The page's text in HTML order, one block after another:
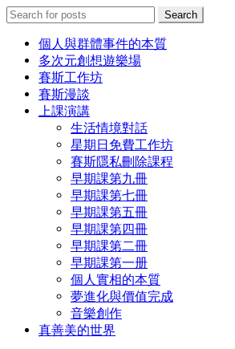
Search
for:
Search
個人與群體事件的本質
多次元創想遊樂場
賽斯工作坊
賽斯漫談
上課演講
生活情境對話
星期日免費工作坊
賽斯隱私刪除課程
早期課第九冊
早期課第七冊
早期課第五冊
早期課第四冊
早期課第二冊
早期課第一册
個人實相的本質
夢進化與價值完成
音樂創作
真善美的世界